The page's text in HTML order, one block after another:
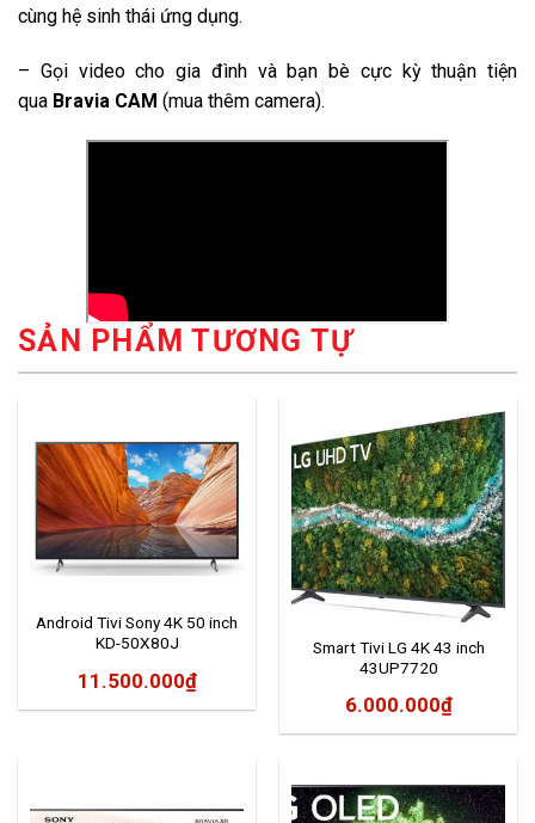
cùng hệ sinh thái ứng dụng.
– Gọi video cho gia đình và bạn bè cực kỳ thuận tiện
qua Bravia CAM (mua thêm camera).
SẢN PHẨM TƯƠNG TỰ
Android Tivi Sony 4K 50 inch
KD-50X80J
11.500.000₫
Smart Tivi LG 4K 43 inch
43UP7720
6.000.000₫